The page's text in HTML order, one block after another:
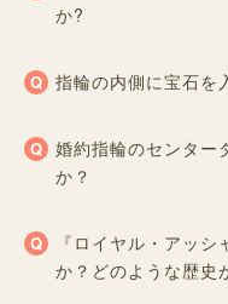
か?
指輪の内側に宝石を
婚約指輪のセンター
か？
『ロイヤル・アッ
か？どのような歴史